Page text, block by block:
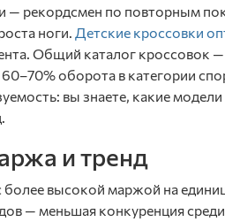
— рекордсмен по повторным
ноги. Детские кроссовки
Общий каталог кроссовок —
оборота в категории
вы знаете, какие
и тренд
более высокой маржой на
— меньшая конкуренция